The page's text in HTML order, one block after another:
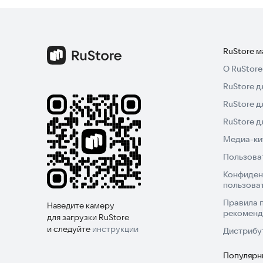
Наведите камеру
для загрузки RuStore
и следуйте инструкции
RuStore
О RuStore
RuStore
RuStore
RuStore
Медиа-
Правила